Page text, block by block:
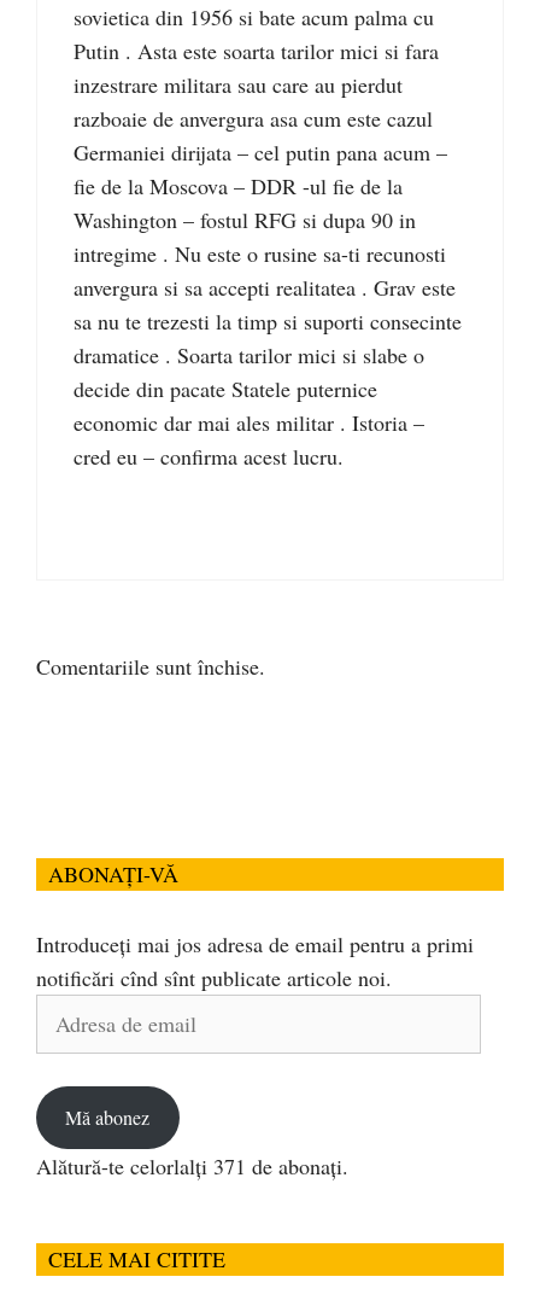
sovietica din 1956 si bate acum palma cu
Putin . Asta este soarta tarilor mici si fara
inzestrare militara sau care au pierdut
razboaie de anvergura asa cum este cazul
Germaniei dirijata – cel putin pana acum –
fie de la Moscova – DDR -ul fie de la
Washington – fostul RFG si dupa 90 in
intregime . Nu este o rusine sa-ti recunosti
anvergura si sa accepti realitatea . Grav este
sa nu te trezesti la timp si suporti consecinte
dramatice . Soarta tarilor mici si slabe o
decide din pacate Statele puternice
economic dar mai ales militar . Istoria –
cred eu – confirma acest lucru.
Comentariile sunt închise.
ABONAȚI-VĂ
Introduceți mai jos adresa de email pentru a primi
notificări cînd sînt publicate articole noi.
Adresa
Mă abonez
Alătură-te celorlalți 371 de abonați.
CELE MAI CITITE